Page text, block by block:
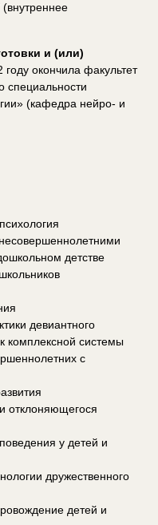
и (или)
году окончила факультет
(кафедра нейро- и
детстве
девиантного
комплексной системы
с
отклоняющегося
у детей и
дружественного
детей и